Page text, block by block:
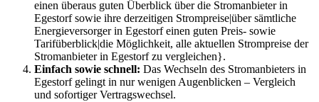
einen überaus guten Überblick über die Stromanbieter in
Egestorf sowie ihre derzeitigen Strompreise|über sämtliche
Energieversorger in Egestorf einen guten Preis- sowie
Tarifüberblick|die Möglichkeit, alle aktuellen Strompreise der
Stromanbieter in Egestorf zu vergleichen}.
Einfach sowie schnell: Das Wechseln des Stromanbieters in
Egestorf gelingt in nur wenigen Augenblicken – Vergleich
und sofortiger Vertragswechsel.